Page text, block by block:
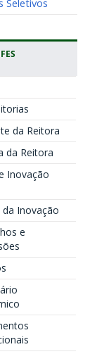
Seletivos
da Reitora
da Reitora
Inovação
da Inovação
e